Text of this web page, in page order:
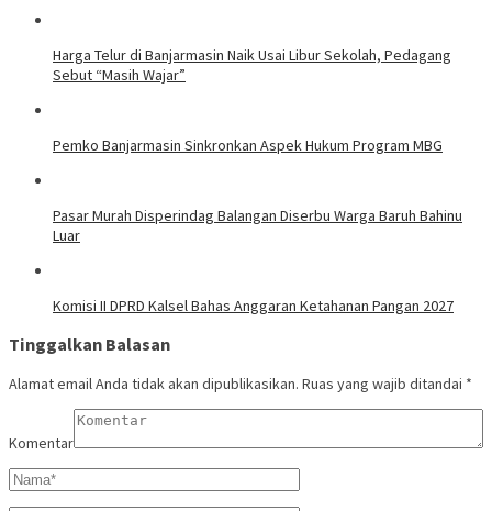
Harga Telur di Banjarmasin Naik Usai Libur Sekolah, Pedagang
Sebut “Masih Wajar”
Pemko Banjarmasin Sinkronkan Aspek Hukum Program MBG
Pasar Murah Disperindag Balangan Diserbu Warga Baruh Bahinu
Luar
Komisi II DPRD Kalsel Bahas Anggaran Ketahanan Pangan 2027
Tinggalkan Balasan
Alamat email Anda tidak akan dipublikasikan. Ruas yang wajib ditandai *
Komentar